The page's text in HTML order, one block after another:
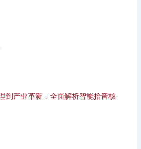
到产业革新，全面解析智能拾音核